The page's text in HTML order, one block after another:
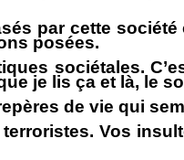
par cette
posées.
sociétales.
je lis ça et là, le
de vie qui
Vos